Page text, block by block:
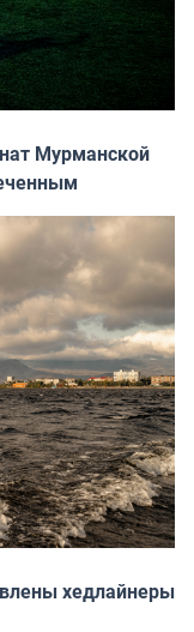
Мурманской
хедлайнеры